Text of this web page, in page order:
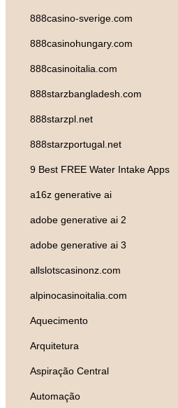
888casino-sverige.com
888casinohungary.com
888casinoitalia.com
888starzbangladesh.com
888starzpl.net
888starzportugal.net
9 Best FREE Water Intake Apps
a16z generative ai
adobe generative ai 2
adobe generative ai 3
allslotscasinonz.com
alpinocasinoitalia.com
Aquecimento
Arquitetura
Aspiração Central
Automação